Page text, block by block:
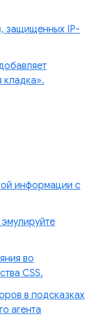
защищенных IP-
кладка».
информации с
во
CSS.
в подсказках
агента